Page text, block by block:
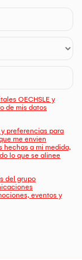
OECHSLE y
de mis datos
preferencias para
me envien
hechas a mi medida,
lo que se alinee
del grupo
eventos y